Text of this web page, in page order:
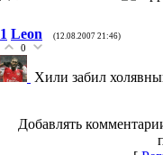
1 Leon (12.08.2007 21:46)
0
Хили забил
Добавлять